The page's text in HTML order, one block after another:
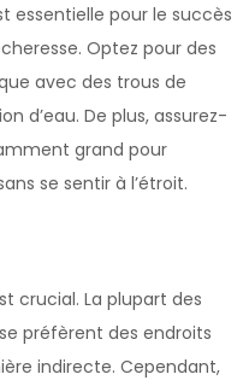
essentielle pour le succès
Optez pour des
avec des trous de
d’eau. De plus, assurez-
grand pour
se sentir à l’étroit.
crucial. La plupart des
préfèrent des endroits
indirecte. Cependant,